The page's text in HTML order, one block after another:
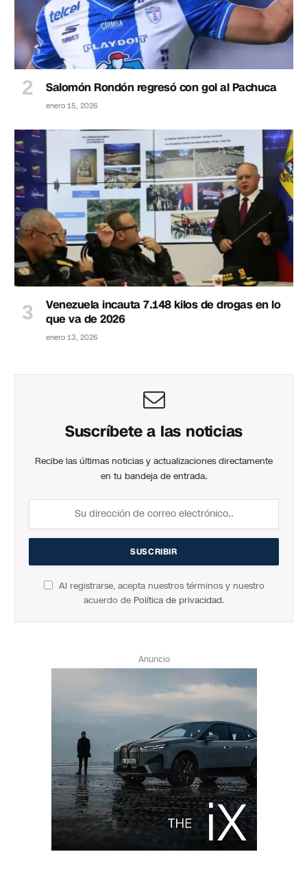
Salomón Rondón regresó con gol al Pachuca
enero 15, 2026
Venezuela incauta 7.148 kilos de drogas en lo
que va de 2026
enero 13, 2026
Suscríbete a las noticias
Recibe las últimas noticias y actualizaciones directamente
en tu bandeja de entrada.
Al registrarse, acepta nuestros términos y nuestro
acuerdo de Política de privacidad.
Anuncio